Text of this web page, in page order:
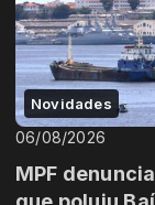
Novidades
06/08/2026
MPF